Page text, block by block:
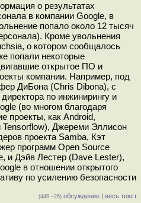
о результатах
в компании Google, в
попало около 12 тысяч
Кроме увольнения
о котором сообщалось
попали некоторые
открытое ПО и
компании. Например, под
ДиБона (Chris Dibona), с
по инжинирингу и
(во многом благодаря
проекты, как Android,
Джереми Эллисон
проекта Samba, Кэт
программ Open Source
и Дэйв Лестер (Dave Lester),
в отношении открытого
по усилению безопасности
(449 –26) обсуждение | весь текст